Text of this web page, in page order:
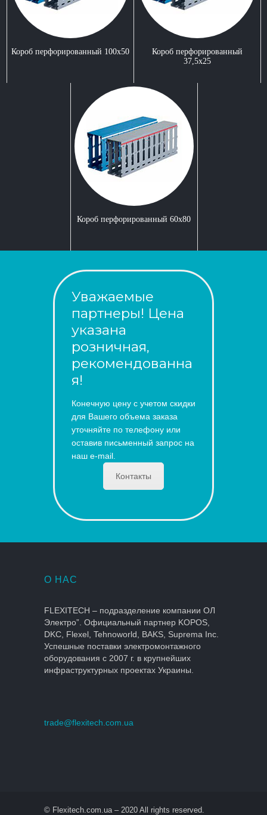
Короб перфорированный 100x50
Короб перфорированный
37,5x25
Короб перфорированный 60х80
Уважаемые
партнеры! Цена
указана
розничная,
рекомендованна
я!
Конечную цену с учетом скидки
для Вашего объема заказа
уточняйте по телефону или
оставив письменный запрос на
наш e-mail.
Контакты
О НАС
FLEXITECH – подразделение компании ОЛ
Электро”. Официальный партнер KOPOS,
DKC, Flexel, Tehnoworld, BAKS, Suprema Inc.
Успешные поставки электромонтажного
оборудования с 2007 г. в крупнейших
инфраструктурных проектах Украины.
trade@flexitech.com.ua
© Flexitech.com.ua – 2020 All rights reserved.